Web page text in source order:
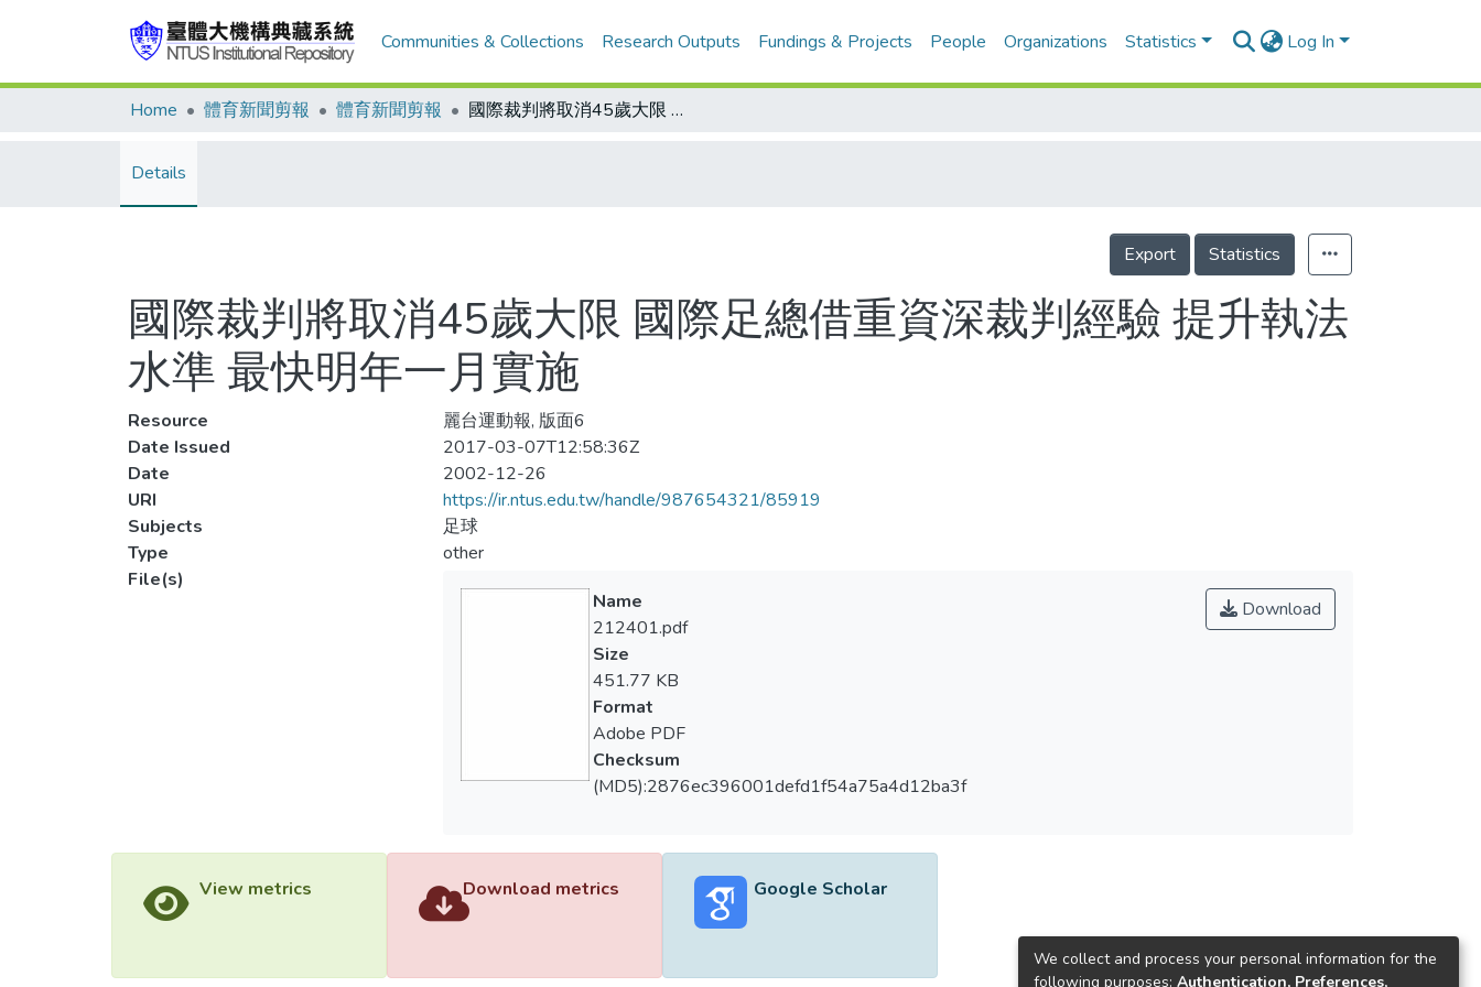
Communities & Collections Research Outputs Fundings & Projects People Organizations Statistics Log In
Home 體育新聞剪報 體育新聞剪報 國際裁判將取消45歲大限 國際足總借重資深裁判經驗 提升執法水準 最快明年一月實施
Details
Export Statistics
國際裁判將取消45歲大限 國際足總借重資深裁判經驗 提升執法
水準 最快明年一月實施
Resource
麗台運動報, 版面6
Date Issued
2017-03-07T12:58:36Z
Date
2002-12-26
URI
https://ir.ntus.edu.tw/handle/987654321/85919
Subjects
足球
Type
other
File(s)
Download
Name
212401.pdf
Size
451.77 KB
Format
Adobe PDF
Checksum
(MD5):2876ec396001defd1f54a75a4d12ba3f
View metrics Download metrics Google Scholar
We collect and process your personal information for the
following purposes: Authentication, Preferences,